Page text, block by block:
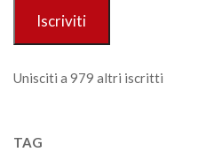
Iscriviti
Unisciti a 979 altri iscritti
TAG